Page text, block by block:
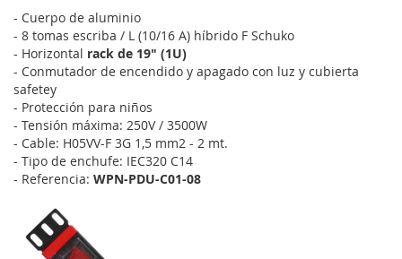
- Cuerpo de aluminio
- 8 tomas escriba / L (10/16 A) híbrido F Schuko
- Horizontal rack de 19" (1U)
- Conmutador de encendido y apagado con luz y cubierta
safetey
- Protección para niños
- Tensión máxima: 250V / 3500W
- Cable: H05VV-F 3G 1,5 mm2 - 2 mt.
- Tipo de enchufe: IEC320 C14
- Referencia: WPN-PDU-C01-08